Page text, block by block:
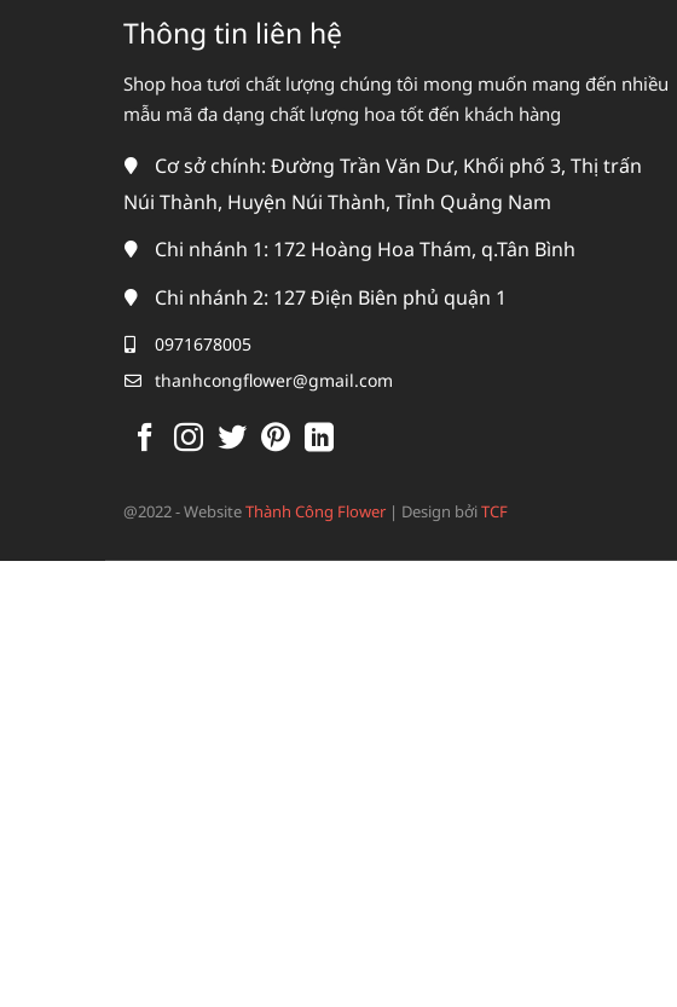
Thông tin liên hệ
Shop hoa tươi chất lượng chúng tôi mong muốn mang đến nhiều
mẫu mã đa dạng chất lượng hoa tốt đến khách hàng
Cơ sở chính: Đường Trần Văn Dư, Khối phố 3, Thị trấn
Núi Thành, Huyện Núi Thành, Tỉnh Quảng Nam
Chi nhánh 1: 172 Hoàng Hoa Thám, q.Tân Bình
Chi nhánh 2: 127 Điện Biên phủ quận 1
0971678005
thanhcongflower@gmail.com
@2022 - WebsiteThành Công Flower | Design bởiTCF